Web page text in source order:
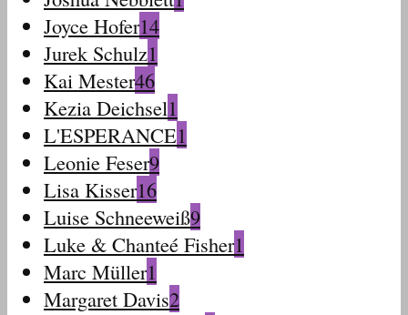
Joyce Hofer14
Jurek Schulz1
Kai Mester46
Kezia Deichsel1
L'ESPERANCE1
Leonie Feser9
Lisa Kisser16
Luise Schneeweiß9
Luke & Chanteé Fisher1
Marc Müller1
Margaret Davis2